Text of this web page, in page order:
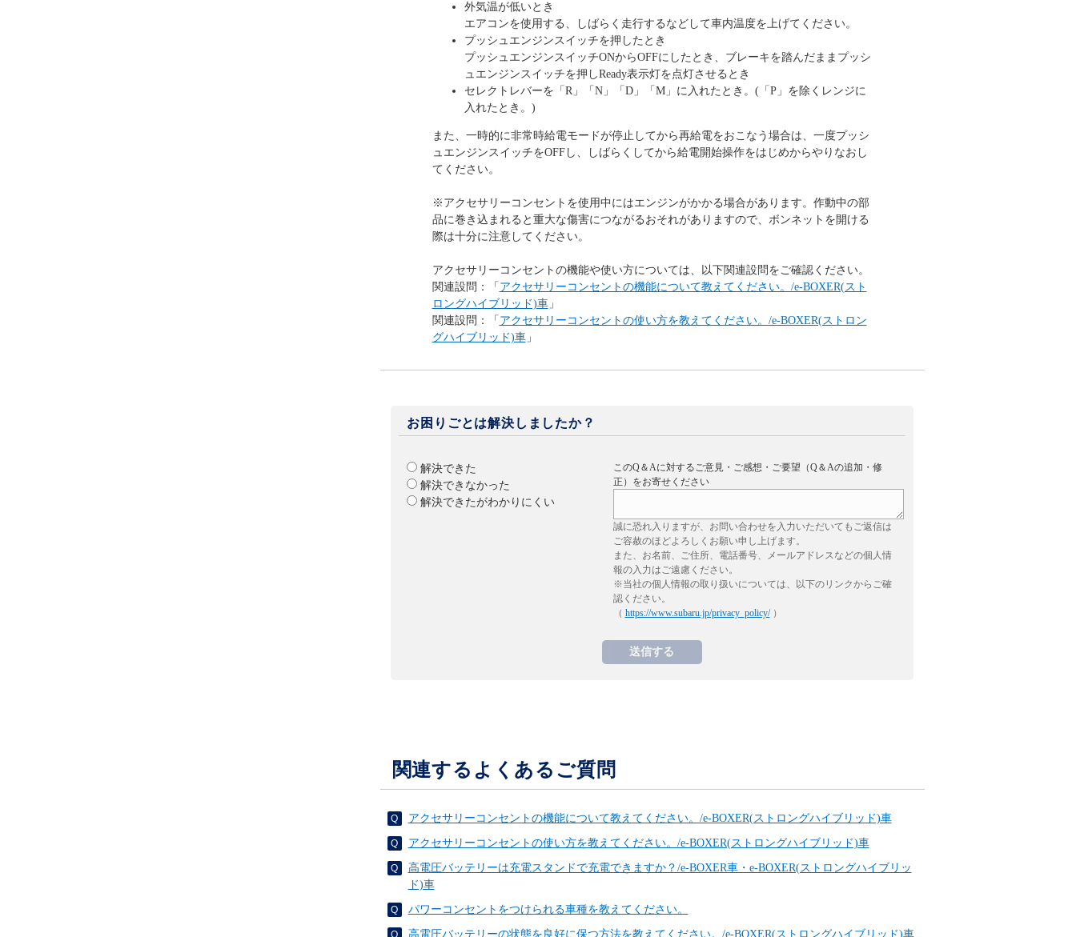
外気温が低いとき
エアコンを使用する、しばらく走行するなどして車内温度を上げてください。
プッシュエンジンスイッチを押したとき
プッシュエンジンスイッチONからOFFにしたとき、ブレーキを踏んだままプッシ
ュエンジンスイッチを押しReady表示灯を点灯させるとき
セレクトレバーを「R」「N」「D」「M」に入れたとき。(「P」を除くレンジに
入れたとき。)
また、一時的に非常時給電モードが停止してから再給電をおこなう場合は、一度プッシ
ュエンジンスイッチをOFFし、しばらくしてから給電開始操作をはじめからやりなおし
てください。
※アクセサリーコンセントを使用中にはエンジンがかかる場合があります。作動中の部
品に巻き込まれると重大な傷害につながるおそれがありますので、ボンネットを開ける
際は十分に注意してください。
アクセサリーコンセントの機能や使い方については、以下関連設問をご確認ください。
関連設問：「 アクセサリーコンセントの機能について教えてください。/e-BOXER(スト
ロングハイブリッド)車」
関連設問：「 アクセサリーコンセントの使い方を教えてください。/e-BOXER(ストロン
グハイブリッド)車」
お困りごとは解決しましたか？
解決できた
解決できなかった
解決できたがわかりにくい
このQ＆Aに対するご意見・ご感想・ご要望（Q＆Aの追加・修
正）をお寄せください
誠に恐れ入りますが、お問い合わせを入力いただいてもご返信は
ご容赦のほどよろしくお願い申し上げます。
また、お名前、ご住所、電話番号、メールアドレスなどの個人情
報の入力はご遠慮ください。
※当社の個人情報の取り扱いについては、以下のリンクからご確
認ください。
（ https://www.subaru.jp/privacy_policy/）
関連するよくあるご質問
アクセサリーコンセントの機能について教えてください。/e-BOXER(ストロングハイブリッド)車
アクセサリーコンセントの使い方を教えてください。/e-BOXER(ストロングハイブリッド)車
高電圧バッテリーは充電スタンドで充電できますか？/e-BOXER車・e-BOXER(ストロングハイブリッ
ド)車
パワーコンセントをつけられる車種を教えてください。
高電圧バッテリーの状態を良好に保つ方法を教えてください。/e-BOXER(ストロングハイブリッド)車